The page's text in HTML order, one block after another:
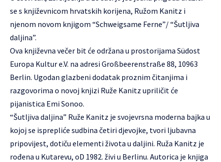
se s književnicom hrvatskih korijena, Ružom Kanitz i
njenom novom knjigom “Schweigsame Ferne”/ “Šutljiva
daljina”.
Ova književna večer bit će održana u prostorijama Südost
Europa Kultur e.V. na adresi Großbeerenstraße 88, 10963
Berlin. Ugodan glazbeni dodatak proznim čitanjima i
razgovorima o novoj knjizi Ruže Kanitz upriličit će
pijanistica Emi Sonoo.
“Šutljiva daljina” Ruže Kanitz je svojevrsna moderna bajka u
kojoj se isprepliće sudbina četiri djevojke, tvori ljubavna
pripovijest, dotiču elementi života u daljini. Ruža Kanitz je
rođena u Kutarevu, oD 1982. živi u Berlinu. Autorica je knjiga